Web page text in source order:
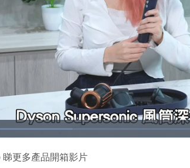
載
入
:
3
睇更多產品開箱影片